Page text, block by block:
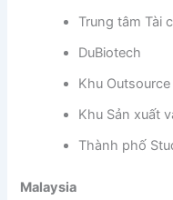
Trung tâm Tài
DuBiotech
Khu Outsource
Khu Sản xuất
Thành phố
Malaysia